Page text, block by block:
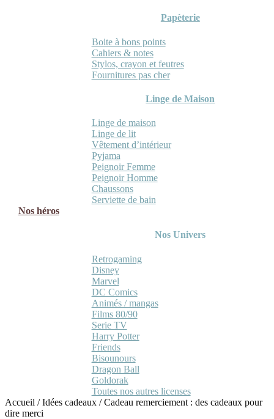
Papèterie
Boite à bons points
Cahiers & notes
Stylos, crayon et feutres
Fournitures pas cher
Linge de Maison
Linge de maison
Linge de lit
Vêtement d’intérieur
Pyjama
Peignoir Femme
Peignoir Homme
Chaussons
Serviette de bain
Nos héros
Nos Univers
Retrogaming
Disney
Marvel
DC Comics
Animés / mangas
Films 80/90
Serie TV
Harry Potter
Friends
Bisounours
Dragon Ball
Goldorak
Toutes nos autres licenses
Accueil /Idées cadeaux /Cadeau remerciement : des cadeaux pour
dire merci